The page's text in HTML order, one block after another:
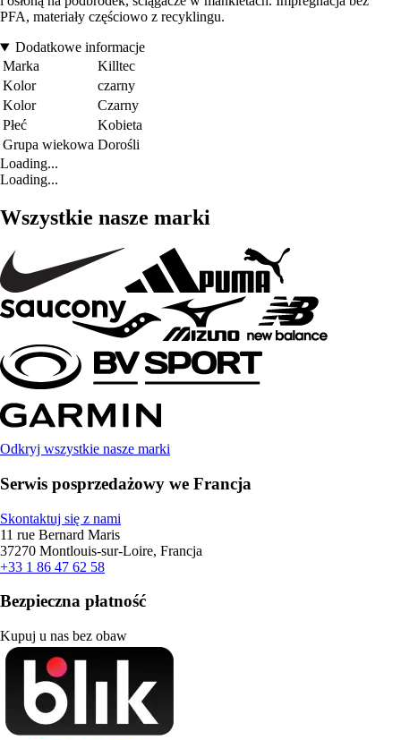
PFA, materiały częściowo z recyklingu.
Dodatkowe informacje
Marka
Killtec
Kolor
czarny
Kolor
Czarny
Płeć
Kobieta
Grupa wiekowa Dorośli
Loading...
Loading...
Wszystkie nasze marki
Odkryj wszystkie nasze marki
Serwis posprzedażowy we Francja
Skontaktuj się z nami
11 rue Bernard Maris
37270 Montlouis-sur-Loire, Francja
+33 1 86 47 62 58
Bezpieczna płatność
Kupuj u nas bez obaw